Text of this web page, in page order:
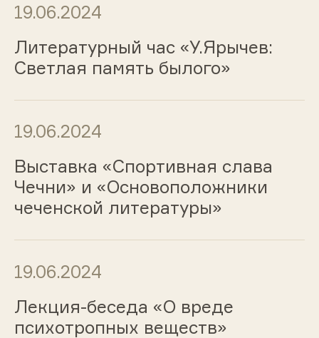
19.06.2024
Литературный час «У.Ярычев:
Светлая память былого»
19.06.2024
Выставка «Спортивная слава
Чечни» и «Основоположники
чеченской литературы»
19.06.2024
Лекция-беседа «О вреде
психотропных веществ»